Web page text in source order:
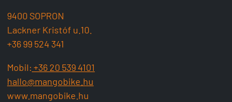
9400 SOPRON
Lackner Kristóf u.10.
+36 99 524 341
Mobil: +36 20 539 4101
hallo@mangobike.hu
www.mangobike.hu